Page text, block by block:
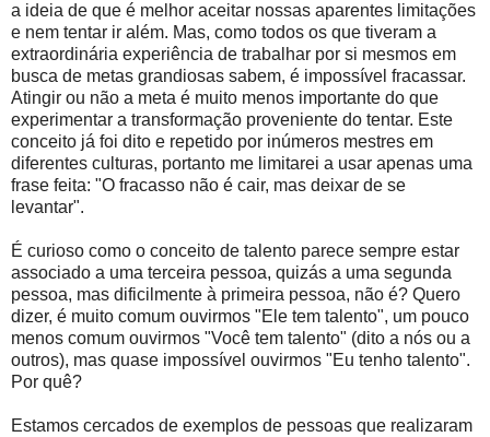
a ideia de que é melhor aceitar nossas aparentes limitações
e nem tentar ir além. Mas, como todos os que tiveram a
extraordinária experiência de trabalhar por si mesmos em
busca de metas grandiosas sabem, é impossível fracassar.
Atingir ou não a meta é muito menos importante do que
experimentar a transformação proveniente do tentar. Este
conceito já foi dito e repetido por inúmeros mestres em
diferentes culturas, portanto me limitarei a usar apenas uma
frase feita: "O fracasso não é cair, mas deixar de se
levantar".
É curioso como o conceito de talento parece sempre estar
associado a uma terceira pessoa, quizás a uma segunda
pessoa, mas dificilmente à primeira pessoa, não é? Quero
dizer, é muito comum ouvirmos "Ele tem talento", um pouco
menos comum ouvirmos "Você tem talento" (dito a nós ou a
outros), mas quase impossível ouvirmos "Eu tenho talento".
Por quê?
Estamos cercados de exemplos de pessoas que realizaram